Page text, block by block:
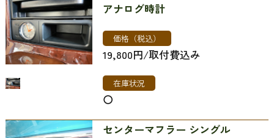
アナログ時計
価格（税込）
19,800円/取付費込み
在庫状況
〇
センターマフラー シングル